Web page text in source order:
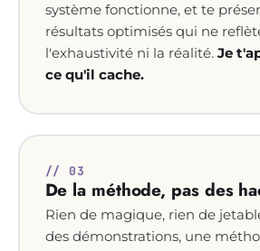
système fonctionne, et te
résultats optimisés qui ne
l'exhaustivité ni la réalité. Je
ce qu'il cache.
// 03
De la méthode, pas des
Rien de magique, rien de
des démonstrations, une